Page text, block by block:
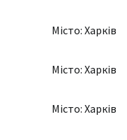
Місто: Харків
Місто: Харків
Місто: Харків